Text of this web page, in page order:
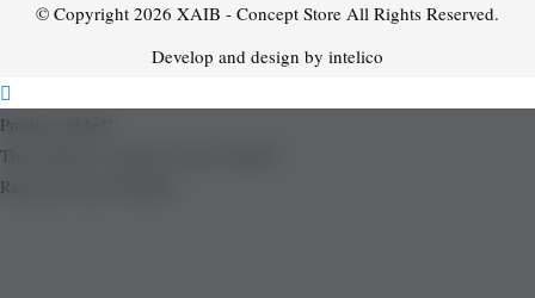
© Copyright 2026 XAIB - Concept Store All Rights Reserved.
Develop and design by intelico
Product added!
The product is already in the wishlist!
Removed from Wishlist